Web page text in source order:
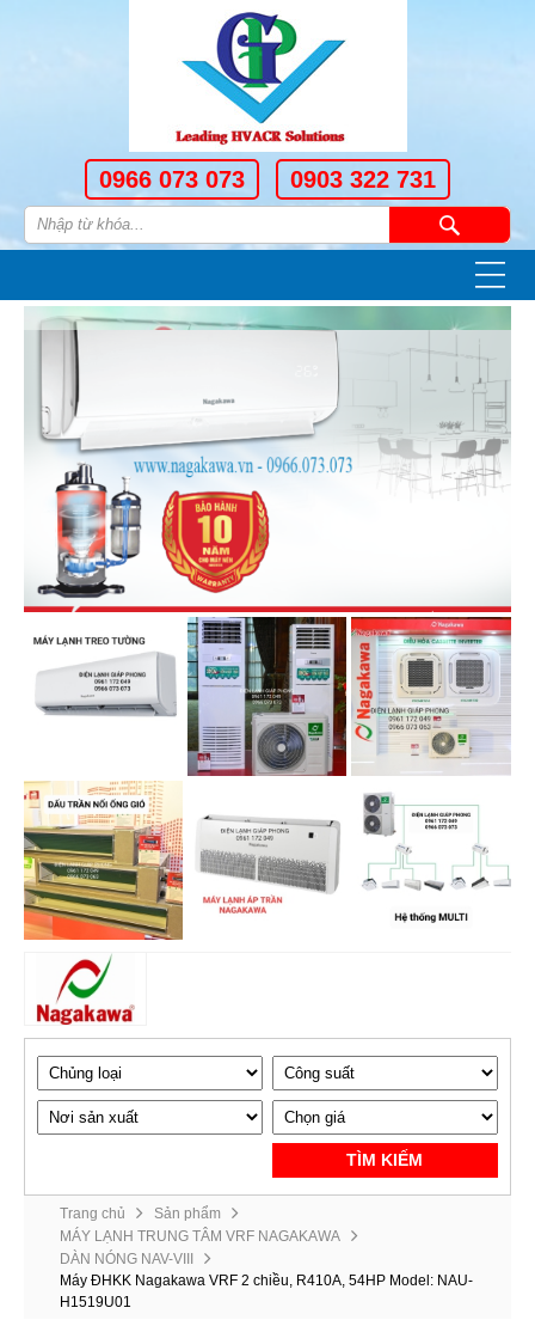
0966 073 073 0903 322 731
—
—
—
TÌM KIẾM
Trang chủ
Sản phẩm
MÁY LẠNH TRUNG TÂM VRF NAGAKAWA
DÀN NÓNG NAV-VIII
Máy ĐHKK Nagakawa VRF 2 chiều, R410A, 54HP Model: NAU-
H1519U01